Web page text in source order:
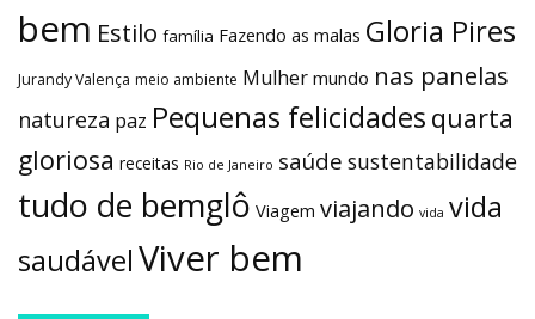
bem Estilo família Fazendo as malas Gloria Pires
Jurandy Valença meio ambiente Mulher mundo nas panelas
natureza paz Pequenas felicidades quarta
gloriosa receitas Rio de Janeiro saúde sustentabilidade
tudo de bemglô Viagem viajando vida vida
saudávelViver bem